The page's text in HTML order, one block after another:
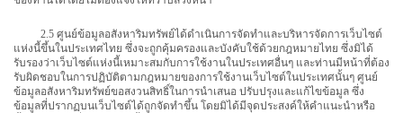
2.5 ศูนย์ข้อมูลอสังหาริมทรัพย์ได้ดำเนินการจัดทำและบริหารจัดการเว็บไซต์
แห่งนี้ขึ้นในประเทศไทย ซึ่งจะถูกคุ้มครองและบังคับใช้ด้วยกฎหมายไทย ซึ่งมิได้
รับรองว่าเว็บไซต์แห่งนี้เหมาะสมกับการใช้งานในประเทศอื่นๆ และท่านมีหน้าที่ต้อง
รับผิดชอบในการปฏิบัติตามกฎหมายของการใช้งานเว็บไซต์ในประเทศนั้นๆ ศูนย์
ข้อมูลอสังหาริมทรัพย์ขอสงวนสิทธิ์ในการนำเสนอ ปรับปรุงและแก้ไขข้อมูล ซึ่ง
ข้อมูลที่ปรากฏบนเว็บไซต์ได้ถูกจัดทำขึ้น โดยมิได้มีจุดประสงค์ให้คำแนะนำหรือ